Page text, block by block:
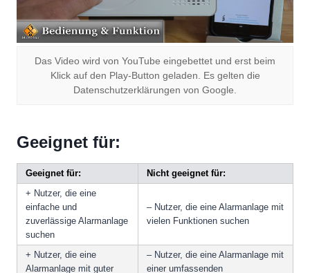
Das Video wird von YouTube eingebettet und erst beim
Klick auf den Play-Button geladen. Es gelten die
Datenschutzerklärungen von Google.
Geeignet für:
Geeignet für:
Nicht geeignet für:
+ Nutzer, die eine
einfache und
zuverlässige Alarmanlage
suchen
– Nutzer, die eine Alarmanlage mit
vielen Funktionen suchen
+ Nutzer, die eine
Alarmanlage mit guter
– Nutzer, die eine Alarmanlage mit
einer umfassenden